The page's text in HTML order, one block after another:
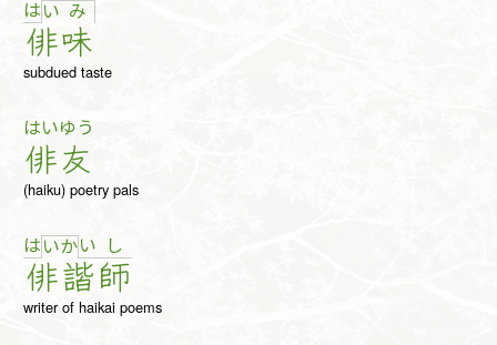
はい
俳
み
味
subdued taste
はい
俳
ゆう
友
(haiku) poetry pals
は い
俳
かい
諧
し
師
writer of haikai poems